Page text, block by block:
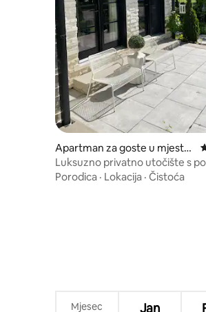
Apartman za goste u mjestu
Port Dalhousie
Luksuzno privatno utočište s
na jezero •Vinska regija
Porodica · Lokacija · Čistoća
Mjesec Jan